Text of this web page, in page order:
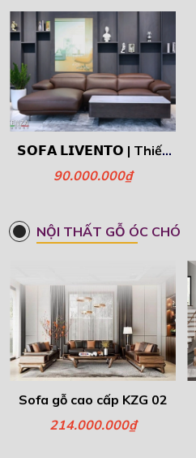
𝗦𝗢𝗙𝗔 𝗟𝗜𝗩𝗘𝗡𝗧𝗢 | Thiết
kế Hiện Đại , Sang
90.000.000₫
NỘI THẤT GỖ ÓC CHÓ
Sofa gỗ cao cấp KZG 02
214.000.000₫